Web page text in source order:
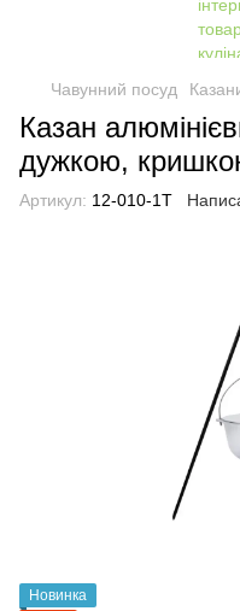
Чавунний посуд
Казан
дужкою,
Артикул: 12-010-1T
Новинка